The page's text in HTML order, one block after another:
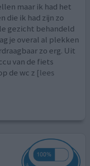
maar ik had het
die ik had zijn zo
gezicht behandeld
je overal al plekken
zo erg. Uit
van de fiets
de wc z [lees